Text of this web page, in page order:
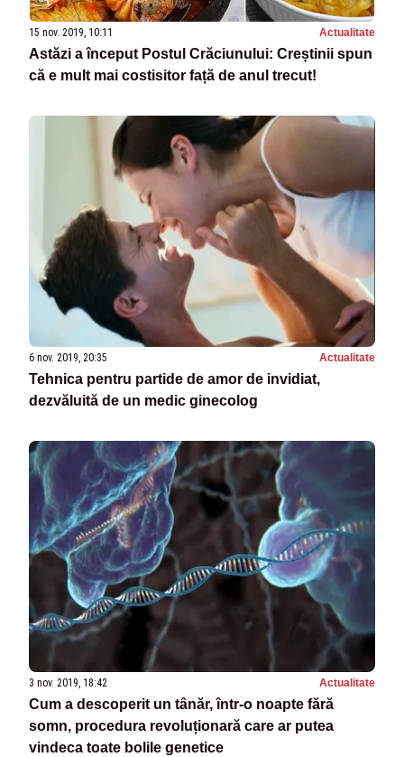
15 nov. 2019, 10:11 Actualitate
Astăzi a început Postul Crăciunului: Creștinii spun
că e mult mai costisitor față de anul trecut!
6 nov. 2019, 20:35 Actualitate
Tehnica pentru partide de amor de invidiat,
dezvăluită de un medic ginecolog
3 nov. 2019, 18:42 Actualitate
Cum a descoperit un tânăr, într-o noapte fără
somn, procedura revoluționară care ar putea
vindeca toate bolile genetice